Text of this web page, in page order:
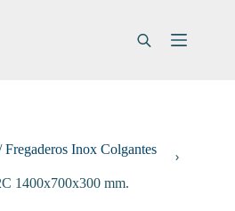
Inox Colgantes
1400x700x300 mm.